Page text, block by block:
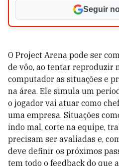
Seguir
O Project Arena pode ser
de vôo, ao tentar reproduzir
computador as situações e
na área. Ele simula um
o jogador vai atuar como
uma empresa. Situações
indo mal, corte na equipe,
precisam ser avaliadas e,
deve definir os próximos
tem todo o feedback do que